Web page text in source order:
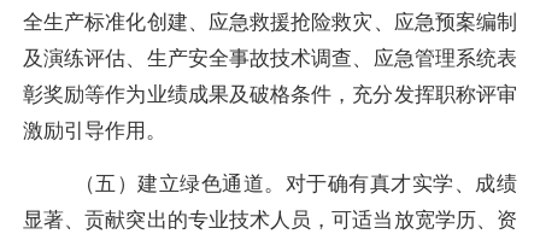
全生产标准化创建、 应急救援抢险救灾 、 应急预案编制
及演练评估、 生产安全事故技术调查、 应急管理系统表
彰奖励等作为业绩成果及破格条件，充分发挥职称评审
激励引导作用。
（五）建立绿色通道。对于确有真才实学、成绩
显著、贡献突出的专业技术人员，可适当放宽学历、资